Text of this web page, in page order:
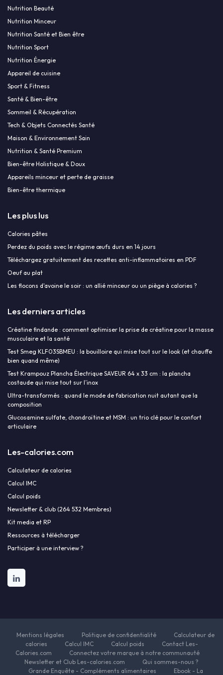
Nutrition Beauté
Nutrition Minceur
Nutrition Santé et Bien être
Nutrition Sport
Nutrition Énergie
Appareil de cuisine
Sport & Fitness
Santé & Bien-être
Sommeil & Récupération
Tech & Objets Connectés Santé
Maison & Environnement Sain
Nutrition & Santé Premium
Bien-être Holistique & Doux
Appareils minceur et perte de graisse
Bien-être thermique
Les plus lus
Calories pâtes
Perdez du poids avec le régime œufs durs en 14 jours
Téléchargez gratuitement des recettes anti-inflammatoires en PDF
Oeuf au plat
Les flocons d'avoine le soir : un allié minceur ou un piège à calories ?
Les derniers articles
Créatine findande : comment optimiser la prise de créatine pour la masse
musculaire et la santé
Test Smeg KLF03SBMEU : la bouilloire qui mise tout sur le look (et chauffe
bien quand même)
Test Krampouz Plancha Électrique SAVEUR 64 x 33 cm : la plancha
costaude qui mise tout sur l’inox
Ultra-transformés : quand le mode de fabrication nuit autant que la
composition
Glucosamine sulfate, chondroïtine et MSM : un trio clé pour le confort
articulaire
Les-calories.com
Calculateur de calories
Calcul IMC
Calcul poids
Newsletter & club (264 532 Membres)
Kit media et RP
Ressources à télécharger
Participer à une interview ?
Mentions légales Politique de confidentialité
Calculateur de
calories
Calcul IMC Calcul poids
Contact Les-
Calories.com
Connectez votre marque à notre communauté
Newsletter et Club Les-calories.com
Qui sommes-nous ?
Grande Enquête - Compléments alimentaires
Ebook - La